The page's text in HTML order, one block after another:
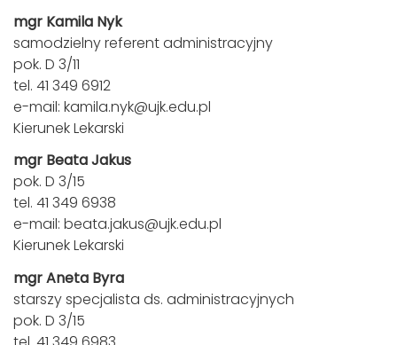
mgr Kamila Nyk
samodzielny referent administracyjny
pok. D 3/11
tel. 41 349 6912
e-mail: kamila.nyk@ujk.edu.pl
Kierunek Lekarski
mgr Beata Jakus
pok. D 3/15
tel. 41 349 6938
e-mail: beata.jakus@ujk.edu.pl
Kierunek Lekarski
mgr Aneta Byra
starszy specjalista ds. administracyjnych
pok. D 3/15